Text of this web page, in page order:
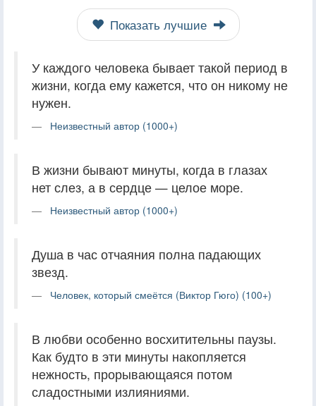
Показать лучшие
У каждого человека бывает такой период в
жизни, когда ему кажется, что он никому не
нужен.
Неизвестный автор (1000+)
В жизни бывают минуты, когда в глазах
нет слез, а в сердце — целое море.
Неизвестный автор (1000+)
Душа в час отчаяния полна падающих
звезд.
Человек, который смеётся (Виктор Гюго) (100+)
В любви особенно восхитительны паузы.
Как будто в эти минуты накопляется
нежность, прорывающаяся потом
сладостными излияниями.